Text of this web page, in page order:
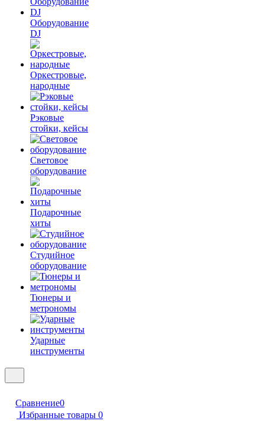
Оборудование
DJ
Оркестровые,
народные
Рэковые
стойки, кейсы
Световое
оборудование
Подарочные
хиты
Студийное
оборудование
Тюнеры и
метрономы
Ударные
инструменты
Сравнение0
Избранные товары 0